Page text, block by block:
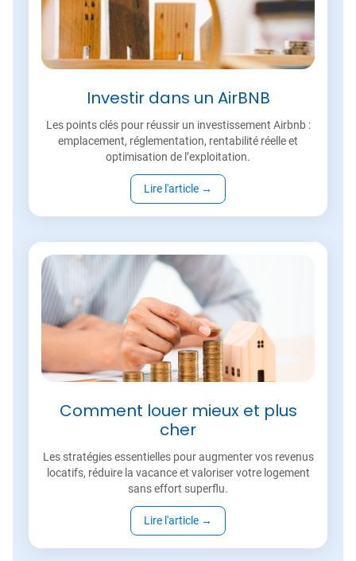
Investir dans un AirBNB
Les points clés pour réussir un investissement Airbnb :
emplacement, réglementation, rentabilité réelle et
optimisation de l’exploitation.
Lire l'article →
Comment louer mieux et plus
cher
Les stratégies essentielles pour augmenter vos revenus
locatifs, réduire la vacance et valoriser votre logement
sans effort superflu.
Lire l'article →